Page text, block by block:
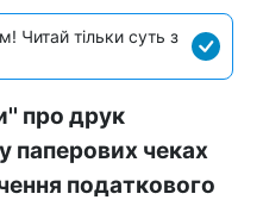
Читай тільки суть з
про друк
паперових чеках
податкового